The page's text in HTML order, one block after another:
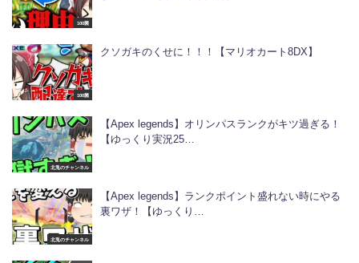
100菌
100菌
クソガキのくせに！！！【マリオカート8DX】
北兎のチャンネル
【Apex legends】オリンパスランクがキツ過ぎる！
【ゆっくり実況25…
北兎のチャンネル
【Apex legends】ランクポイント盛れない時にやる
裏ワザ！【ゆっくり…